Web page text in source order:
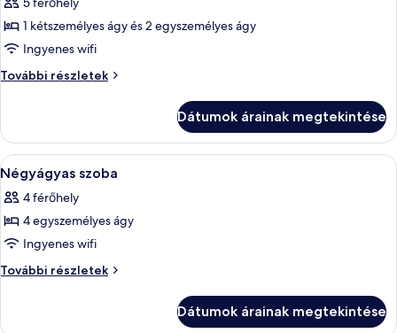
összes
képének
megtekintése:
Lakosztály
1 kétszemélyes ágy és 2 egyszemélyes ágy
Ingyenes wifi
További részletek
Lakosztály
Dátumok árainak megtekintése
A
következő
szoba
összes
képének
megtekintése:
Egy szállodai szoba, amelyben
1
Négyágyas szoba
4 férőhely
4 egyszemélyes ágy
Ingyenes wifi
További részletek
Négyágyas
Dátumok árainak megtekintése